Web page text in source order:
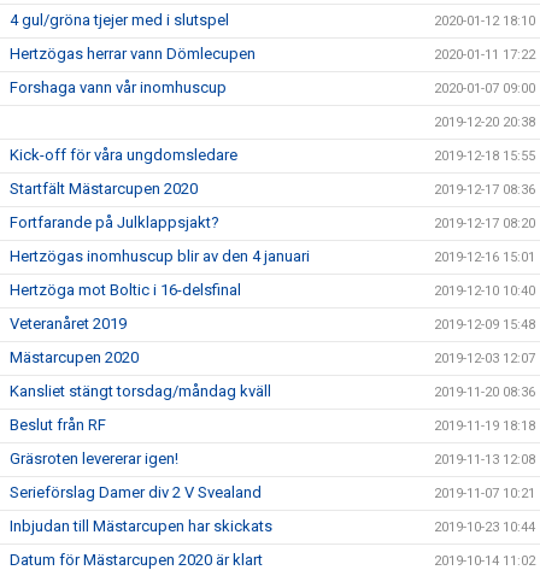
4 gul/gröna tjejer med i slutspel 2020-01-12 18:10
Hertzögas herrar vann Dömlecupen 2020-01-11 17:22
Forshaga vann vår inomhuscup 2020-01-07 09:00
2019-12-20 20:38
Kick-off för våra ungdomsledare 2019-12-18 15:55
Startfält Mästarcupen 2020 2019-12-17 08:36
Fortfarande på Julklappsjakt? 2019-12-17 08:20
Hertzögas inomhuscup blir av den 4 januari 2019-12-16 15:01
Hertzöga mot Boltic i 16-delsfinal 2019-12-10 10:40
Veteranåret 2019 2019-12-09 15:48
Mästarcupen 2020 2019-12-03 12:07
Kansliet stängt torsdag/måndag kväll 2019-11-20 08:36
Beslut från RF 2019-11-19 18:18
Gräsroten levererar igen! 2019-11-13 12:08
Serieförslag Damer div 2 V Svealand 2019-11-07 10:21
Inbjudan till Mästarcupen har skickats 2019-10-23 10:44
Datum för Mästarcupen 2020 är klart 2019-10-14 11:02